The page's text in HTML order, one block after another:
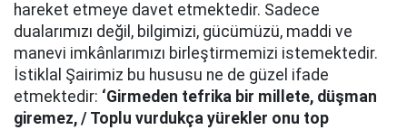
hareket etmeye davet etmektedir. Sadece
dualarımızı değil, bilgimizi, gücümüzü, maddi ve
manevi imkânlarımızı birleştirmemizi istemektedir.
İstiklal Şairimiz bu hususu ne de güzel ifade
etmektedir: ‘Girmeden tefrika bir millete, düşman
giremez, / Toplu vurdukça yürekler onu top